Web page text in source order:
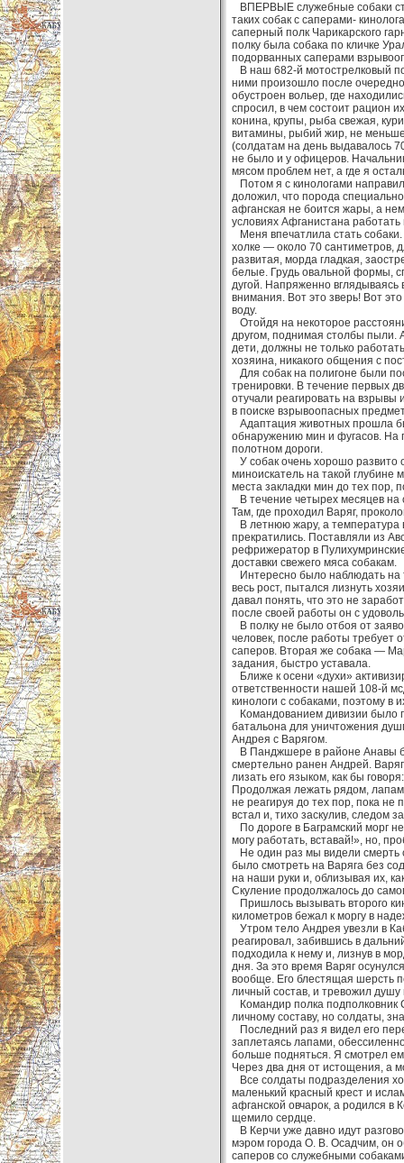
ВПЕРВЫЕ служебные собаки
таких собак с саперами-
саперный полк Чарикарского
полку была собака по кличке
подорванных саперами
В наш 682-й мотострелковый
ними произошло после
обустроен вольер, где
спросил, в чем состоит рацион
конина, крупы, рыба свежая,
витамины, рыбий жир, не меньше
(солдатам на день выдавалось
не было и у офицеров.
мясом проблем нет, а где я
Потом я с кинологами
доложил, что порода
афганская не боится жары, а
условиях Афганистана
Меня впечатлила стать
холке — около 70 сантиметров,
развитая, морда гладкая,
белые. Грудь овальной формы,
дугой. Напряженно вглядываясь
внимания. Вот это зверь! Вот
воду.
Отойдя на некоторое
другом, поднимая столбы пыли.
дети, должны не только
хозяина, никакого общения с
Для собак на полигоне были
тренировки. В течение первых
отучали реагировать на взрывы
в поиске взрывоопасных
Адаптация животных прошла
обнаружению мин и фугасов. На
полотном дороги.
У собак очень хорошо развито
миноискатель на такой
места закладки мин до тех пор,
В течение четырех месяцев на
Там, где проходил Варяг,
В летнюю жару, а температура
прекратились. Поставляли из
рефрижератор в
доставки свежего мяса собакам.
Интересно было наблюдать на
весь рост, пытался лизнуть
давал понять, что это не
после своей работы он с
В полку не было отбоя от
человек, после работы требует
саперов. Вторая же собака —
задания, быстро уставала.
Ближе к осени «духи»
ответственности нашей 108-й
кинологи с собаками, поэтому в
Командованием дивизии было
батальона для уничтожения
Андрея с Варягом.
В Панджшере в районе Анавы
смертельно ранен Андрей.
лизать его языком, как бы
Продолжая лежать рядом,
не реагируя до тех пор, пока
встал и, тихо заскулив, следом
По дороге в Баграмский морг
могу работать, вставай!», но,
Не один раз мы видели смерть
было смотреть на Варяга без
на наши руки и, облизывая их,
Скуление продолжалось до
Пришлось вызывать второго
километров бежал к моргу в
Утром тело Андрея увезли в
реагировал, забившись в
подходила к нему и, лизнув в
дня. За это время Варяг
вообще. Его блестящая шерсть
личный состав, и тревожил
Командир полка подполковник
личному составу, но солдаты,
Последний раз я видел его
заплетаясь лапами,
больше подняться. Я смотрел
Через два дня от истощения, а
Все солдаты подразделения
маленький красный крест и
афганской овчарок, а родился в
щемило сердце.
В Керчи уже давно идут
мэром города О. В. Осадчим, он
саперов со служебными